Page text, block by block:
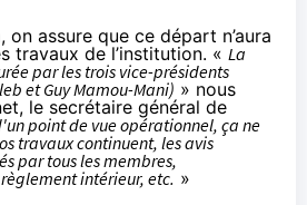
on assure que ce départ n’aura
travaux de l’institution. « La
par les trois vice-présidents
et Guy Mamou-Mani) » nous
le secrétaire général de
point de vue opérationnel, ça ne
travaux continuent, les avis
par tous les membres,
intérieur, etc. »